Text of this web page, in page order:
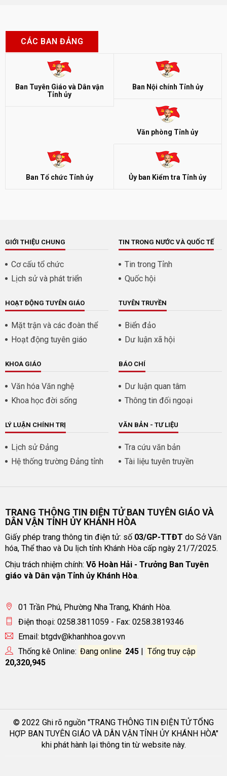
CÁC BAN ĐẢNG
Ban Tuyên Giáo và Dân vận
Tỉnh ủy
Ban Nội chính Tỉnh ủy
Văn phòng Tỉnh ủy
Ban Tổ chức Tỉnh ủy Ủy ban Kiểm tra Tỉnh ủy
GIỚI THIỆU CHUNG
Cơ cấu tổ chức
Lịch sử và phát triển
TIN TRONG NƯỚC VÀ QUỐC TẾ
Tin trong Tỉnh
Quốc hội
HOẠT ĐỘNG TUYÊN GIÁO
Mặt trận và các đoàn thể
Hoạt động tuyên giáo
TUYÊN TRUYỀN
Biển đảo
Dư luận xã hội
KHOA GIÁO
Văn hóa Văn nghệ
Khoa học đời sống
BÁO CHÍ
Dư luận quan tâm
Thông tin đối ngoại
LÝ LUẬN CHÍNH TRỊ
Lịch sử Đảng
Hệ thống trường Đảng tỉnh
VĂN BẢN - TƯ LIỆU
Tra cứu văn bản
Tài liệu tuyên truyền
TRANG THÔNG TIN ĐIỆN TỬ BAN TUYÊN GIÁO VÀ
DÂN VẬN TỈNH ỦY KHÁNH HÒA
Giấy phép trang thông tin điện tử: số 03/GP-TTĐT do Sở Văn
hóa, Thể thao và Du lịch tỉnh Khánh Hòa cấp ngày 21/7/2025.
Chịu trách nhiệm chính: Võ Hoàn Hải - Trưởng Ban Tuyên
giáo và Dân vận Tỉnh ủy Khánh Hòa.
01 Trần Phú, Phường Nha Trang, Khánh Hòa.
Điện thoại: 0258.3811059 - Fax: 0258.3819346
Email: btgdv@khanhhoa.gov.vn
Thống kê Online: Đang online 245 | Tổng truy cập
20,320,945
© 2022 Ghi rõ nguồn "TRANG THÔNG TIN ĐIỆN TỬ TỔNG
HỢP BAN TUYÊN GIÁO VÀ DÂN VẬN TỈNH ỦY KHÁNH HÒA"
khi phát hành lại thông tin từ website này.